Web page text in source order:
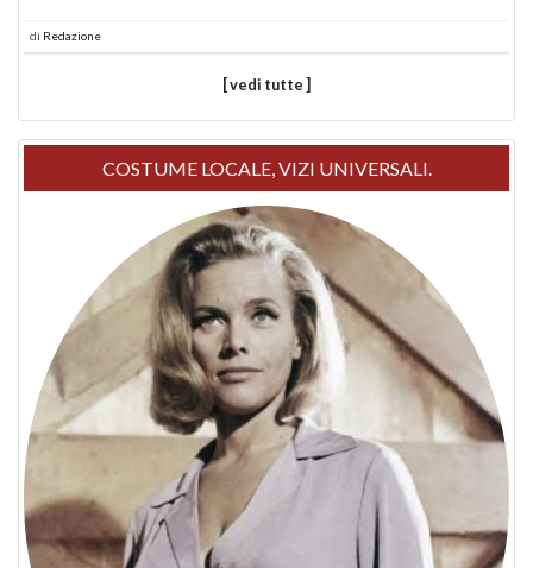
di Redazione
[ vedi tutte ]
COSTUME LOCALE, VIZI UNIVERSALI.